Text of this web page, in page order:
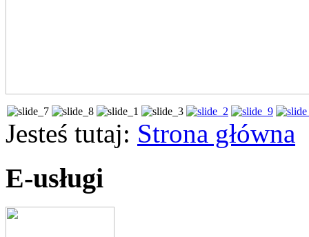
Jesteś tutaj: Strona główna
E-usługi